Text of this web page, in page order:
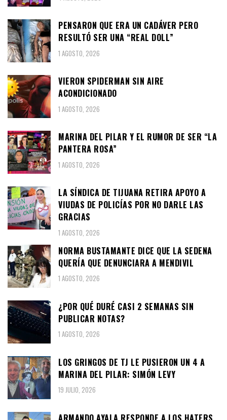
PENSARON QUE ERA UN CADÁVER PERO
RESULTÓ SER UNA “REAL DOLL”
1 AGOSTO, 2026
VIERON SPIDERMAN SIN AIRE
ACONDICIONADO
1 AGOSTO, 2026
MARINA DEL PILAR Y EL RUMOR DE SER “LA
PANTERA ROSA”
1 AGOSTO, 2026
LA SÍNDICA DE TIJUANA RETIRA APOYO A
VIUDAS DE POLICÍAS POR NO DARLE LAS
GRACIAS
1 AGOSTO, 2026
NORMA BUSTAMANTE DICE QUE LA SEDENA
QUERÍA QUE DENUNCIARA A MENDIVIL
1 AGOSTO, 2026
¿POR QUÉ DURÉ CASI 2 SEMANAS SIN
PUBLICAR NOTAS?
1 AGOSTO, 2026
LOS GRINGOS DE TJ LE PUSIERON UN 4 A
MARINA DEL PILAR: SIMÓN LEVY
19 JULIO, 2026